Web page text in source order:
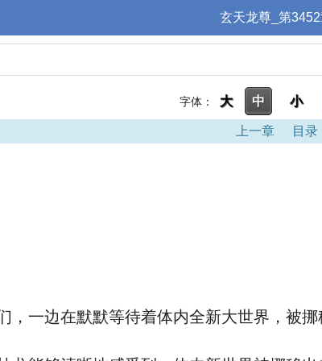
玄天龙尊_第
字体： 大 中 小
上一章 目录
一边在默默等待着体内全新大世界，被挪